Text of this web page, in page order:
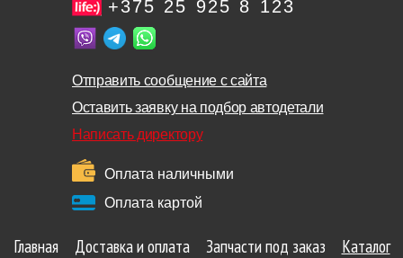
+375 25 925 8 123
Отправить сообщение с сайта
Оставить заявку на подбор автодетали
Написать директору
Оплата наличными
Оплата картой
Главная Доставка и оплата Запчасти под заказ
Каталог